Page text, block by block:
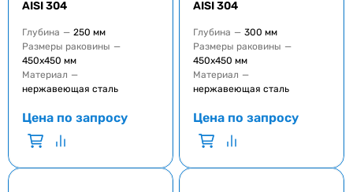
AISI 304
Глубина — 250 мм
Размеры раковины —
450x450 мм
Материал —
нержавеющая сталь
Цена по запросу
AISI 304
Глубина — 300 мм
Размеры раковины —
450x450 мм
Материал —
нержавеющая сталь
Цена по запросу